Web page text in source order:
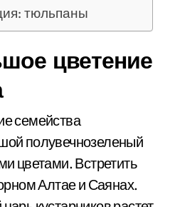
тюльпаны
цветение
семейства
полувечнозеленый
цветами. Встретить
Алтае и Саянах.